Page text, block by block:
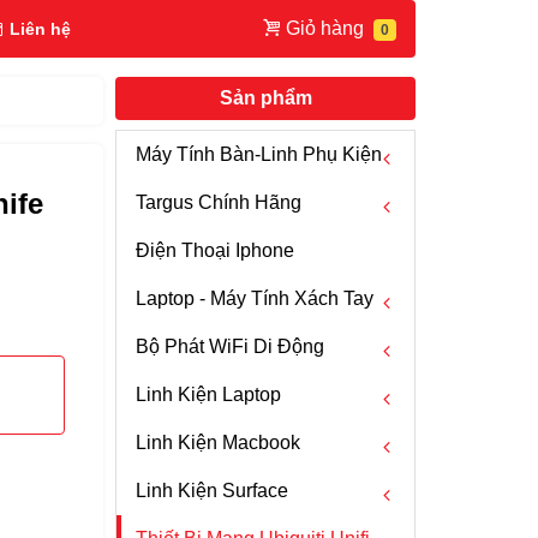
Liên hệ Giỏ hàng
Sản phẩm
Máy Tính Bàn-Linh Phụ Kiện
Chuột Máy Tính
Fan PC
Cáp HDMI
Hub USB - USB C
Box HDD
Bộ Chuyển Đổi Tín Hiệu
Máy Tính Để Bàn PC
Targus Chính Hãng
Chuột Mouse Targus
Bàn Phím Targus
Bút Trình Chiếu Targus
Webcam Targus
Ba Lô -Túi Xách - Vali Targus
Túi Chống Sốc Targus
Điện Thoại Iphone
Laptop - Máy Tính Xách Tay
Laptop Dell
Laptop HP
Laptop Lenovo Thinkpad
Laptop Razer
Bộ Phát WiFi Di Động
WIFI 5G
WIFI 4G
Anten 3G 4G
Linh Kiện Laptop
Màn Hình LCD Laptop
Dell
Sạc Laptop
Linh Kiện Macbook
Sạc Macbook
Linh Kiện Surface